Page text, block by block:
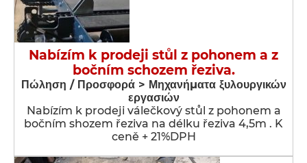
Nabízím k prodeji stůl z pohonem a z
bočním schozem řeziva.
Πώληση / Προσφορά > Μηχανήματα ξυλουργικών
εργασιών
Nabízím k prodeji válečkový stůl z pohonem a
bočním shozem řeziva na délku řeziva 4,5m . K
ceně + 21%DPH